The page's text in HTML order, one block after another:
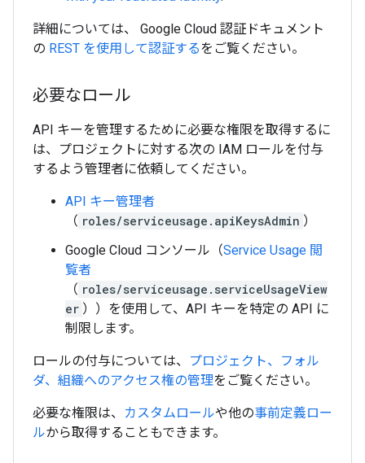
詳細については、 Google Cloud 認証ドキュメント
の REST を使用して認証するをご覧ください。
必要なロール
API キーを管理するために必要な権限を取得するに
は、プロジェクトに対する次の IAM ロールを付与
するよう管理者に依頼してください。
API キー管理者
（ roles/serviceusage.apiKeysAdmin ）
Google Cloud コンソール（Service Usage 閲
覧者
（ roles/serviceusage.serviceUsageView
er ））を使用して、API キーを特定の API に
制限します。
ロールの付与については、
プロジェクト、フォル
ダ、組織へのアクセス権の管理をご覧ください。
必要な権限は、 カスタムロールや他の事前定義ロー
ルから取得することもできます。